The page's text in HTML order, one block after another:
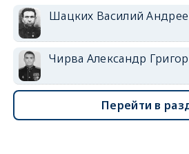
Шацких Василий
Чирва Александр
Перейти в